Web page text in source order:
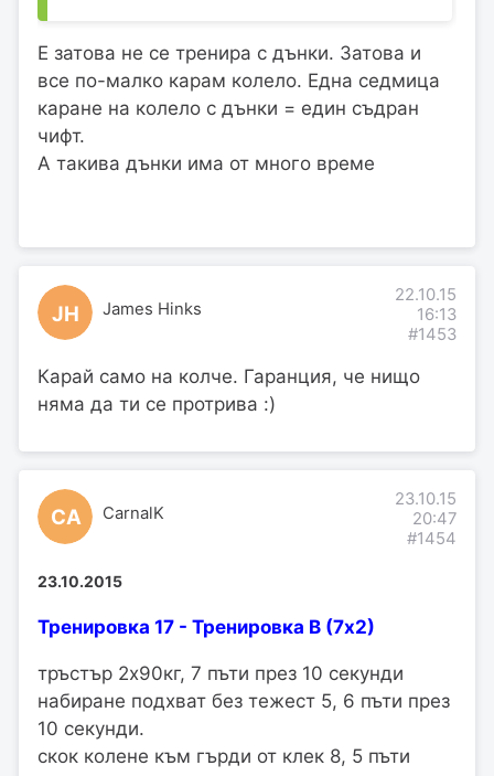
Е затова не се тренира с дънки. Затова и
все по-малко карам колело. Една седмица
каране на колело с дънки = един съдран
чифт.
А такива дънки има от много време
JH James Hinks
22.10.15
16:13
#1453
Карай само на колче. Гаранция, че нищо
няма да ти се протрива :)
CA CarnalK
23.10.15
20:47
#1454
23.10.2015
Тренировка 17 - Тренировка В (7х2)
тръстър 2х90кг, 7 пъти през 10 секунди
набиране подхват без тежест 5, 6 пъти през
10 секунди.
скок колене към гърди от клек 8, 5 пъти